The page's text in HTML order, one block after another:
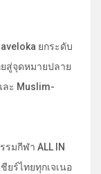
ยกระดับ
สู่จุดหมายปลาย
ละ Muslim-
มกีฬา ALL IN
ยร์ไทยทุกเจเนอ